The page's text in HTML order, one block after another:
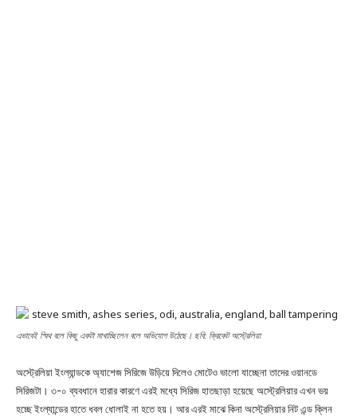
এভাবেই স্মিথ বলে কিছু একটা মাখাচ্ছিলেন বলে অভিযোগ উঠেছে। ছবি: ক্রিকেট অস্ট্রেলিয়া
অস্ট্রেলিয়া ইংল্যান্ডকে অ্যাশেজ সিরিজে উড়িয়ে দিলেও মোটেও ভালো যাচ্ছেনা তাদের ওয়ানডে
সিরিজটা। ৩-০ ব্যবধানে হারার কারণে এরই মধ্যে সিরিজ হাতছাড়া হয়েছে অস্ট্রেলিয়ার এখন ভয়
হচ্ছে ইংল্যান্ডের হাতে ধবল ধোলাই না হতে হয়। আর এরই মাঝে কিনা অস্ট্রেলিয়ার নিট এন্ড ক্লিন